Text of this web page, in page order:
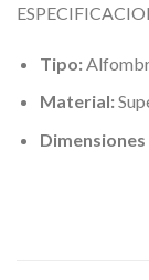
Tipo:
Material: